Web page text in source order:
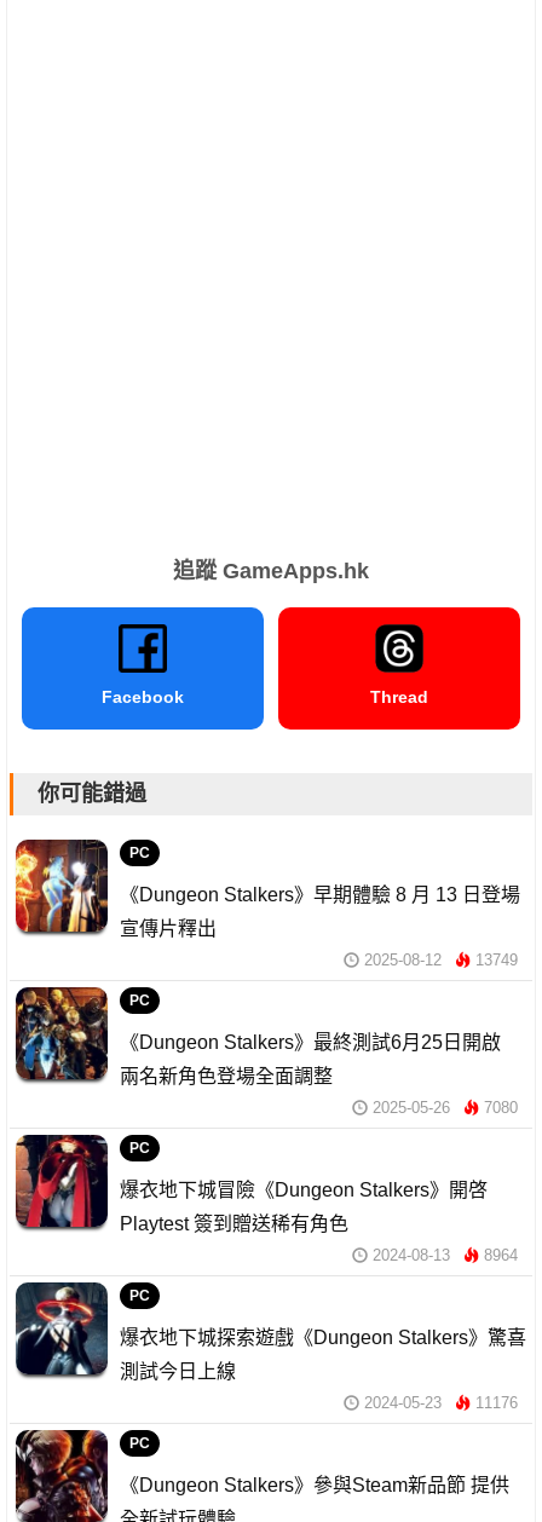
追蹤 GameApps.hk
Facebook Thread
你可能錯過
PC
《Dungeon Stalkers》早期體驗 8 月 13 日登場
宣傳片釋出
2025-08-12 13749
PC
《Dungeon Stalkers》最終測試6月25日開啟
兩名新角色登場全面調整
2025-05-26 7080
PC
爆衣地下城冒險《Dungeon Stalkers》開啓
Playtest 簽到贈送稀有角色
2024-08-13 8964
PC
爆衣地下城探索遊戲《Dungeon Stalkers》驚喜
測試今日上線
2024-05-23 11176
PC
《Dungeon Stalkers》參與Steam新品節 提供